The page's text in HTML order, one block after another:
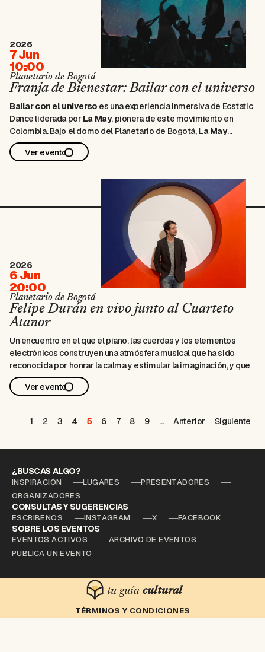
2026
7 Jun
10:00
Planetario de Bogotá
Franja de Bienestar: Bailar con el universo
Bailar con el universo es una experiencia inmersiva de Ecstatic
Dance liderada por La May, pionera de este movimiento en
Colombia. Bajo el domo del Planetario de Bogotá,La May
propone un recorrido de conciencia a través del cuerpo, en
el que el movimiento, el ritmo, el sonido y …
Ver evento
2026
6 Jun
20:00
Planetario de Bogotá
Felipe Durán en vivo junto al Cuarteto
Atanor
Un encuentro en el que el piano, las cuerdas y los elementos
electrónicos construyen una atmósfera musical que ha sido
reconocida por honrar la calma y estimular la imaginación, y que
dialoga con sus álbumes
aún viven los pájaros.
Ver evento
1 2 3 4 5 6 7 8 9 … Anterior Siguiente
¿BUSCAS ALGO?
INSPIRACIÓN LUGARES
PRESENTADORES
ORGANIZADORES
CONSULTAS Y SUGERENCIAS
ESCRÍBENOS INSTAGRAM X FACEBOOK
SOBRE LOS EVENTOS
EVENTOS ACTIVOS
ARCHIVO DE EVENTOS
PUBLICA UN EVENTO
tu guía cultural
TÉRMINOS Y CONDICIONES